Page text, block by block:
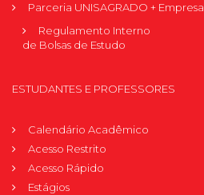
Parceria UNISAGRADO + Empresa
Regulamento Interno
de Bolsas de Estudo
ESTUDANTES E PROFESSORES
Calendário Acadêmico
Acesso Restrito
Acesso Rápido
Estágios